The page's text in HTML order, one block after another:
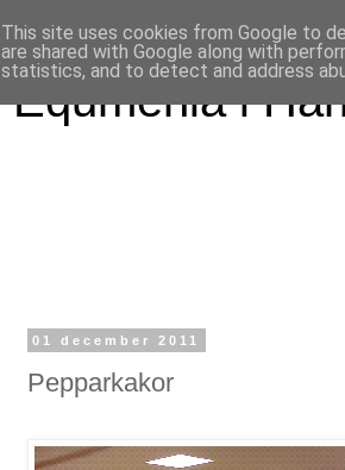
Equmenia i
01 december 2011
Pepparkakor
This site uses cookies from Google to
are shared with Google along with
statistics, and to detect and address